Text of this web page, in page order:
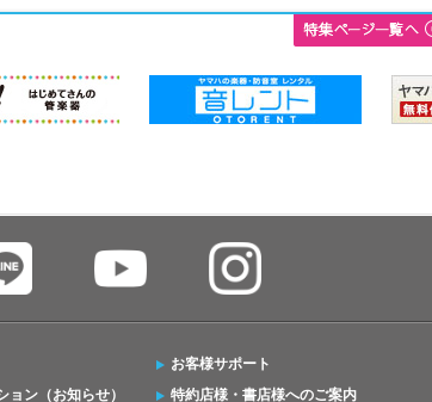
ョン（お知らせ）
お客様サポート
特約店様・書店様へのご案内